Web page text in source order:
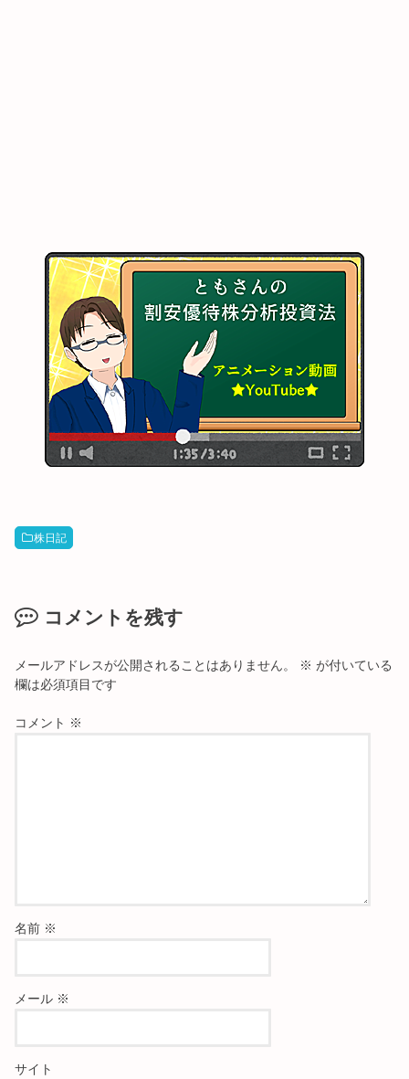
株日記
コメントを残す
メールアドレスが公開されることはありません。 ※ が付いている
欄は必須項目です
コメント ※
名前 ※
メール ※
サイト